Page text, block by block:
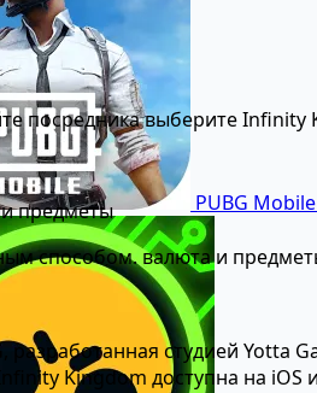
PUBG Mobile
посредника выберите Infinity
предметы
способом. валюта и
студией Yotta
Kingdom доступна на